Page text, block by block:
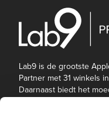
Lab9 is de grootste
Partner met 31 winkels
Daarnaast biedt het